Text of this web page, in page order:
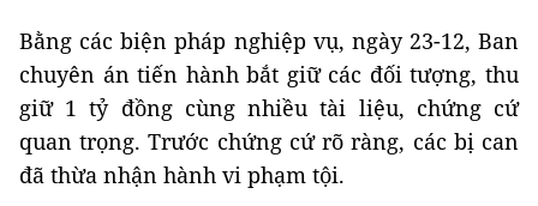
Bằng các biện pháp nghiệp vụ, ngày 23-12, Ban
chuyên án tiến hành bắt giữ các đối tượng, thu
giữ 1 tỷ đồng cùng nhiều tài liệu, chứng cứ
quan trọng. Trước chứng cứ rõ ràng, các bị can
đã thừa nhận hành vi phạm tội.